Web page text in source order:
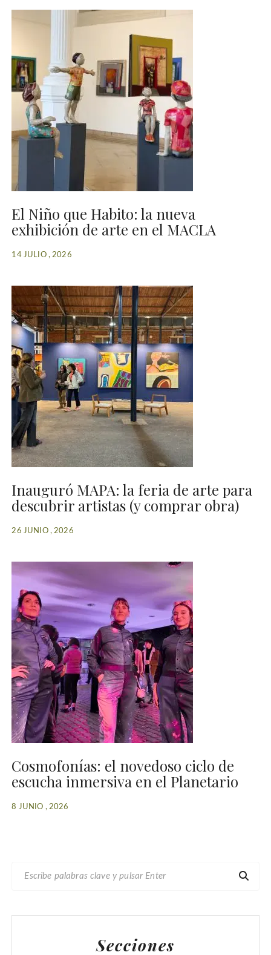
El Niño que Habito: la nueva
exhibición de arte en el MACLA
14 JULIO , 2026
Inauguró MAPA: la feria de arte para
descubrir artistas (y comprar obra)
26 JUNIO , 2026
Cosmofonías: el novedoso ciclo de
escucha inmersiva en el Planetario
8 JUNIO , 2026
C
Secciones